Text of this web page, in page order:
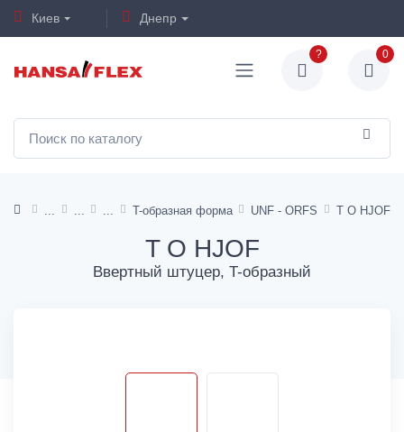
Киев Днепр
? 0
T-образная форма UNF - ORFS T O HJOF
T O HJOF
Ввертный штуцер, T-образный